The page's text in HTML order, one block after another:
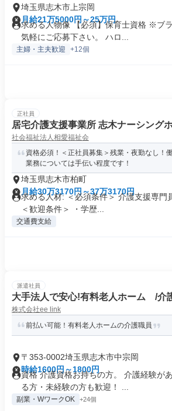
埼玉県志木市上宗岡
月給21万5000円～25万円
求める人物像 【必須】保育士資格 ※ブ
気軽にご応募下さい。 ハロ...
主婦・主夫歓迎 +12個
正社員
居宅介護支援事業所 志木ナーシング
社会福祉法人相愛福祉会
資格必須！＜正社員募集＞残業・夜勤なし！
業務については手伝い程度です！
埼玉県志木市柏町
月給30万3170円～37万3170円
求める人材: ＜必須条件＞ 介護支援専門
＜歓迎条件＞ ・学歴...
交通費支給
派遣社員
大手法人で安心!有料老人ホーム /介
株式会社ee link
前払い可能！有料老人ホームの介護職員
〒353-0002埼玉県志木市中宗岡
時給1600円～1800円
資格 介護資格お持ちの方。 介護経験が
る方・未経験の方も歓迎！ ...
副業・WワークOK +24個